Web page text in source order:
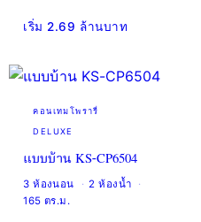
เริ่ม 2.69 ล้านบาท
คอนเทมโพรารี่
DELUXE
แบบบ้าน KS-CP6504
3 ห้องนอน
2 ห้องน้ำ
165 ตร.ม.